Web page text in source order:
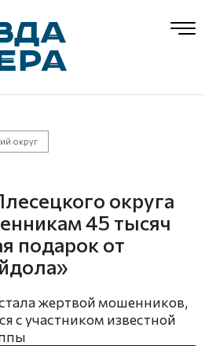
округ
округа
45 тысяч
подарок от
жертвой мошенников,
с участником известной